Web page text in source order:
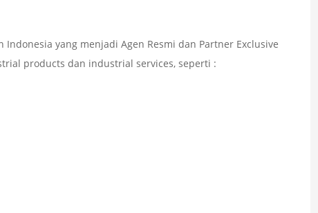
Indonesia yang menjadi Agen Resmi dan Partner Exclusive
products dan industrial services, seperti :